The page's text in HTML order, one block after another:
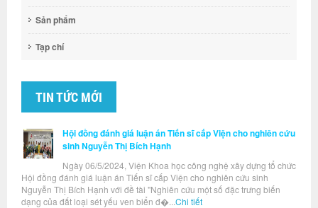
Sản phẩm
Tạp chí
TIN TỨC MỚI
Hội đồng đánh giá luận án Tiến sĩ cấp Viện cho nghiên cứu
sinh Nguyễn Thị Bích Hạnh
Ngày 06/5/2024, Viện Khoa học công nghệ xây dựng tổ chức
Hội đồng đánh giá luận án Tiến sĩ cấp Viện cho nghiên cứu sinh
Nguyễn Thị Bích Hạnh với đề tài "Nghiên cứu một số đặc trưng biến
dạng của đất loại sét yếu ven biển đ�... Chi tiết